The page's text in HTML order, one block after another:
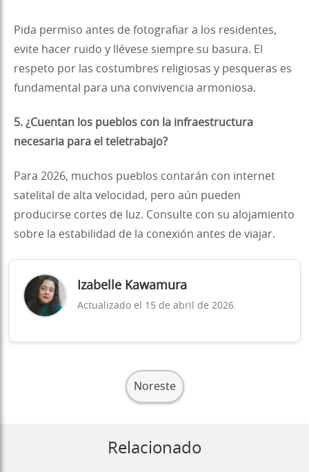
Pida permiso antes de fotografiar a los residentes,
evite hacer ruido y llévese siempre su basura. El
respeto por las costumbres religiosas y pesqueras es
fundamental para una convivencia armoniosa.
5. ¿Cuentan los pueblos con la infraestructura
necesaria para el teletrabajo?
Para 2026, muchos pueblos contarán con internet
satelital de alta velocidad, pero aún pueden
producirse cortes de luz. Consulte con su alojamiento
sobre la estabilidad de la conexión antes de viajar.
Izabelle Kawamura
Actualizado el 15 de abril de 2026.
Noreste
Relacionado